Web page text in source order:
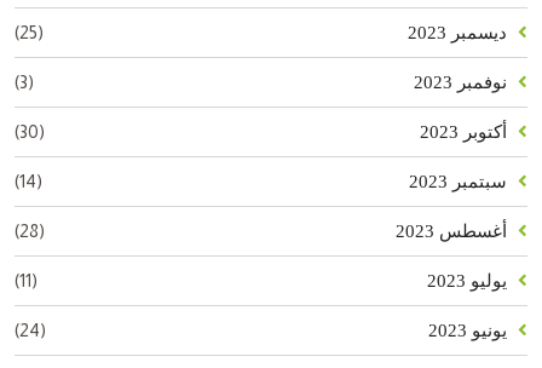
ديسمبر 2023 (25)
نوفمبر 2023 (3)
أكتوبر 2023 (30)
سبتمبر 2023 (14)
أغسطس 2023 (28)
يوليو 2023 (11)
يونيو 2023 (24)